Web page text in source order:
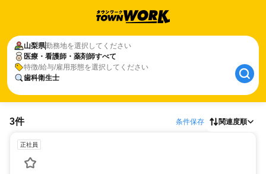
山梨県勤務地を選択してください
医療・看護師・薬剤師すべて
特徴/給与/雇用形態を選択してください
歯科衛生士
3件 条件保存 関連度順
正社員